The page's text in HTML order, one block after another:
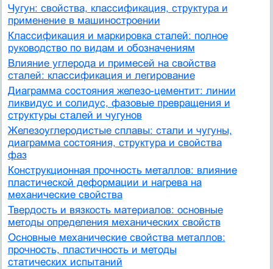
Чугун: свойства, классификация, структура и
применение в машиностроении
Классификация и маркировка сталей: полное
руководство по видам и обозначениям
Влияние углерода и примесей на свойства
сталей: классификация и легирование
Диаграмма состояния железо-цементит: линии
ликвидус и солидус, фазовые превращения и
структуры сталей и чугунов
Железоуглеродистые сплавы: стали и чугуны,
диаграмма состояния, структура и свойства
фаз
Конструкционная прочность металлов: влияние
пластической деформации и нагрева на
механические свойства
Твердость и вязкость материалов: основные
методы определения механических свойств
Основные механические свойства металлов:
прочность, пластичность и методы
статических испытаний